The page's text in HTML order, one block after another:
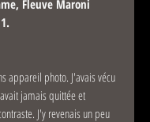
Fleuve Maroni
appareil photo. J'avais vécu
jamais quittée et
J'y revenais un peu